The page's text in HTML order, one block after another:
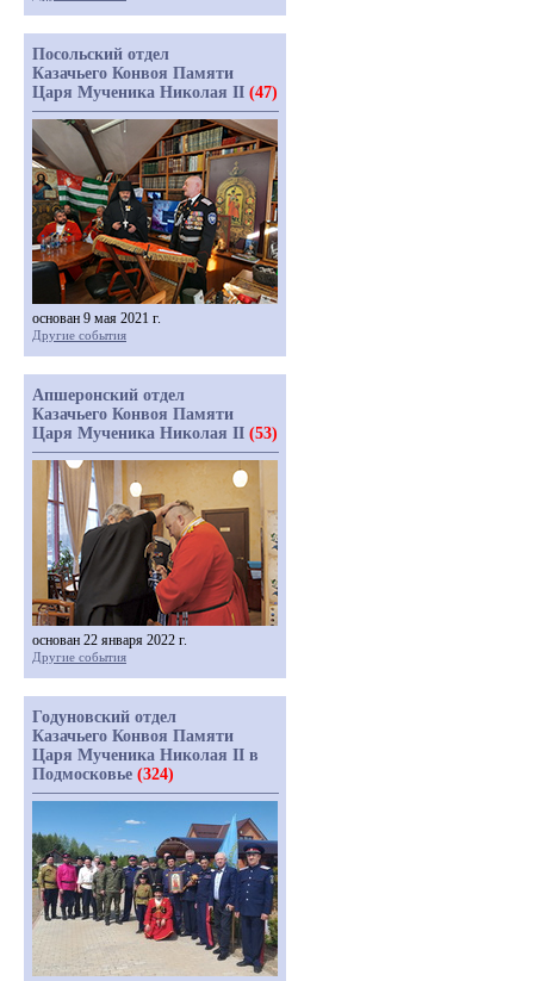
Посольский отдел
Казачьего Конвоя Памяти
Царя Мученика Николая II (47)
основан 9 мая 2021 г.
Другие события
Апшеронский отдел
Казачьего Конвоя Памяти
Царя Мученика Николая II (53)
основан 22 января 2022 г.
Другие события
Годуновский отдел
Казачьего Конвоя Памяти
Царя Мученика Николая II в
Подмосковье (324)